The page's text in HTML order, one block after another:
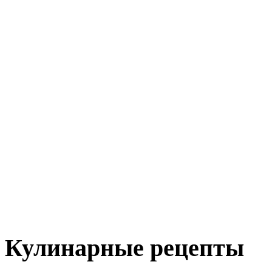
Кулинарные рецепты